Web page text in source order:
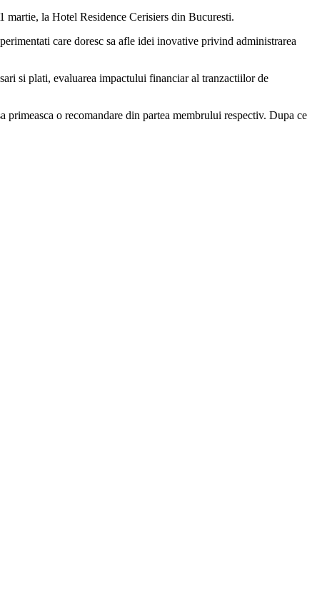
la Hotel Residence Cerisiers din Bucuresti.
care doresc sa afle idei inovative privind administrarea
si plati, evaluarea impactului financiar al tranzactiilor de
primeasca o recomandare din partea membrului respectiv. Dupa ce